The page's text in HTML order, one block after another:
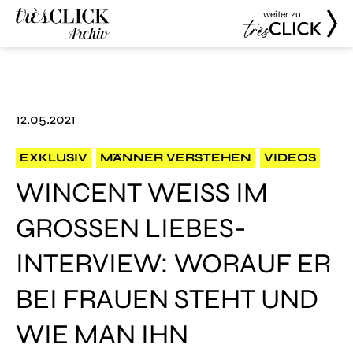
weiter zu
12.05.2021
EXKLUSIV MÄNNER VERSTEHEN VIDEOS
WINCENT WEISS IM
GROSSEN LIEBES-I
NTERVIEW: WORAUF ER B
EI FRAUEN STEHT UND W
IE MAN IHN K